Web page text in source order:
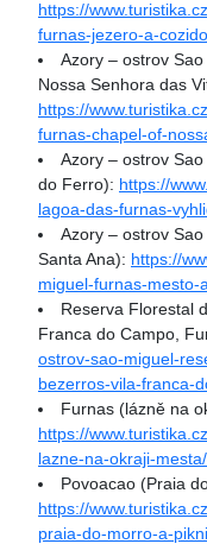
https://
furnas-jezero-a-
Azory – ostrov
Nossa Senhora das
https://
furnas-chapel-of-
Azory – ostrov
do Ferro): https://
lagoa-das-furnas-
Azory – ostrov
Santa Ana): https://
miguel-furnas-
Reserva Florestal
Franca do Campo,
ostrov-sao-miguel-
bezerros-vila-franca-
Furnas (lázně na
https://
lazne-na-okraji-
Povoacao (Praia
https://
praia-do-morro-a-